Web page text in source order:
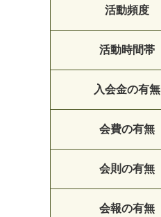
活動頻度
活動時間帯
入会金の有無
会費の有無
会則の有無
会報の有無